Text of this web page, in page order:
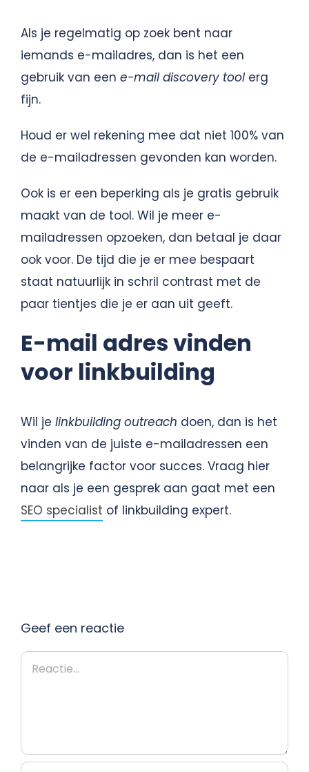
Als je regelmatig op zoek bent naar
iemands e-mailadres, dan is het een
gebruik van een e-mail discovery toolerg
fijn.
Houd er wel rekening mee dat niet 100% van
de e-mailadressen gevonden kan worden.
Ook is er een beperking als je gratis gebruik
maakt van de tool. Wil je meer e-
mailadressen opzoeken, dan betaal je daar
ook voor. De tijd die je er mee bespaart
staat natuurlijk in schril contrast met de
paar tientjes die je er aan uit geeft.
E-mail adres vinden
voor linkbuilding
Wil je linkbuilding outreach doen, dan is het
vinden van de juiste e-mailadressen een
belangrijke factor voor succes. Vraag hier
naar als je een gesprek aan gaat met een
SEO specialist of linkbuilding expert.
Geef een reactie
Reactie